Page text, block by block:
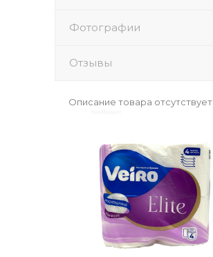
Фотографии
Отзывы
Описание товара отсутствует